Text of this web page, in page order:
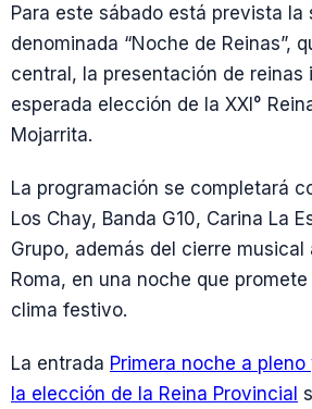
Para este sábado está prevista la
denominada “Noche de Reinas”,
central, la presentación de reinas
esperada elección de la XXI°
Mojarrita.
La programación se completará
Los Chay, Banda G10, Carina La
Grupo, además del cierre musical
Roma, en una noche que
clima festivo.
La entrada Primera noche a
la elección de la Reina Provincial